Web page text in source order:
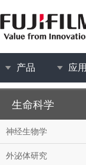
产品 应用
生命科学
神经生物学
外泌体研究